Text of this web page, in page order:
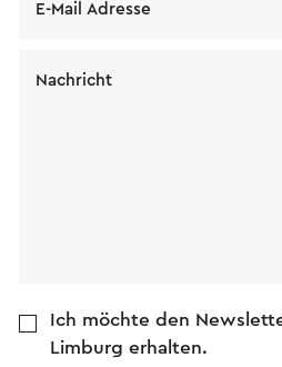
E-Mail Adresse
Nachricht
Ich möchte den
Limburg erhalten.